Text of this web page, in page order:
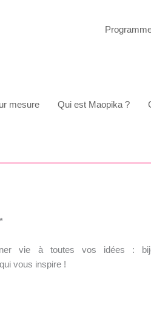
mesure Qui est Maopika ?
vie à toutes vos idées :
vous inspire !